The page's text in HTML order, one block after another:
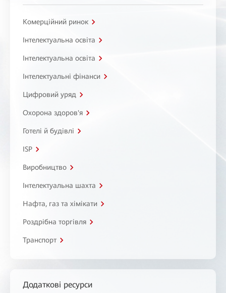
Комерційний ринок
Інтелектуальна освіта
Інтелектуальна освіта
Інтелектуальні фінанси
Цифровий уряд
Охорона здоров'я
Готелі й будівлі
ISP
Виробництво
Інтелектуальна шахта
Нафта, газ та хімікати
Роздрібна торгівля
Транспорт
Додаткові ресурси